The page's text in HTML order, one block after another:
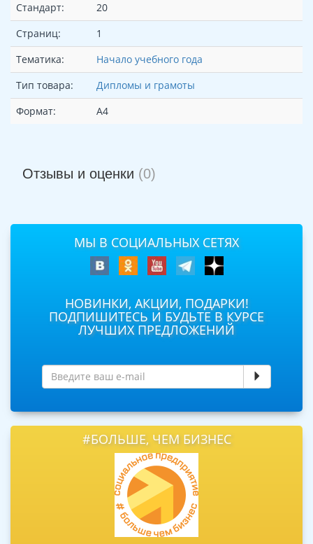
Стандарт:
20
Страниц:
1
Тематика:
Начало учебного года
Тип товара:
Дипломы и грамоты
Формат:
А4
Отзывы и оценки (0)
МЫ В СОЦИАЛЬНЫХ СЕТЯХ
НОВИНКИ, АКЦИИ, ПОДАРКИ!
ПОДПИШИТЕСЬ И БУДЬТЕ В КУРСЕ
ЛУЧШИХ ПРЕДЛОЖЕНИЙ
#БОЛЬШЕ, ЧЕМ БИЗНЕС